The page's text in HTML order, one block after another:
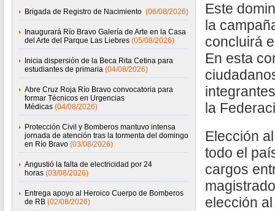
Brigada de Registro de Nacimiento (06/08/2026)
Inaugurará Río Bravo Galería de Arte en la Casa
del Arte del Parque Las Liebres (05/08/2026)
Inicia dispersión de la Beca Rita Cetina para
estudiantes de primaria (04/08/2026)
Abre Cruz Roja Río Bravo convocatoria para
formar Técnicos en Urgencias
Médicas (04/08/2026)
Protección Civil y Bomberos mantuvo intensa
jornada de atención tras la tormenta del domingo
en Río Bravo (03/08/2026)
Angustió la falta de electricidad por 24
horas (03/08/2026)
Entrega apoyo al Heroico Cuerpo de Bomberos
de RB (02/08/2026)
Este
la
concluirá
En esta
la
Elección
todo el
cargos
elección